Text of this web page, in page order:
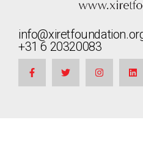
+31 6 20320083